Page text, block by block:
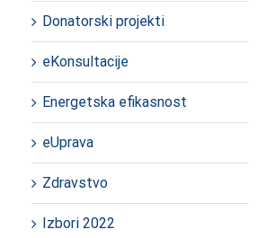
Donatorski projekti
eKonsultacije
Energetska efikasnost
eUprava
Zdravstvo
Izbori 2022